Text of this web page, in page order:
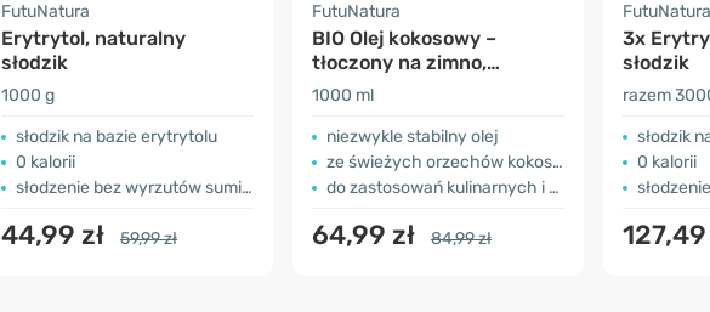
FutuNatura
Erytrytol, naturalny
słodzik
1000 g
słodzik na bazie erytrytolu
0 kalorii
słodzenie bez wyrzutów sumienia
44,99 zł 59,99 zł
FutuNatura
BIO Olej kokosowy –
tłoczony na zimno,
nierafinowany
1000 ml
niezwykle stabilny olej
ze świeżych orzechów kokosowych
do zastosowań kulinarnych i pielęgnacji skóry
64,99 zł 84,99 zł
FutuNatura
3x
słodzik
razem
słodzik
0 kalorii
słodzenie
127,49